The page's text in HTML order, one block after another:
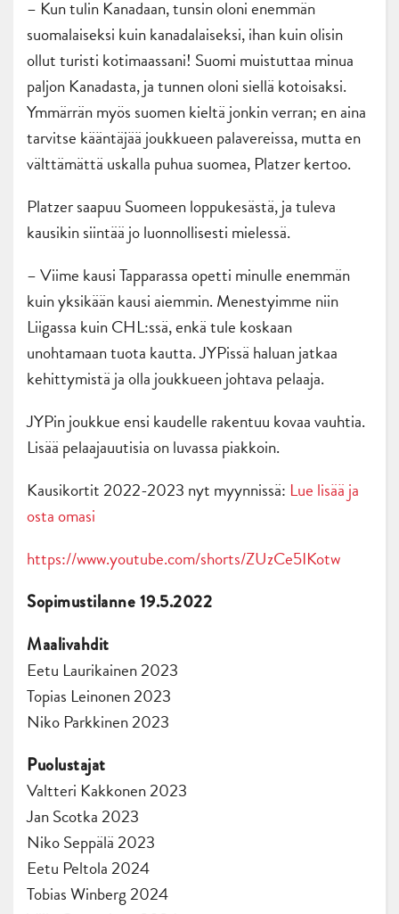
– Kun tulin Kanadaan, tunsin oloni enemmän
suomalaiseksi kuin kanadalaiseksi, ihan kuin olisin
ollut turisti kotimaassani! Suomi muistuttaa minua
paljon Kanadasta, ja tunnen oloni siellä kotoisaksi.
Ymmärrän myös suomen kieltä jonkin verran; en aina
tarvitse kääntäjää joukkueen palavereissa, mutta en
välttämättä uskalla puhua suomea, Platzer kertoo.
Platzer saapuu Suomeen loppukesästä, ja tuleva
kausikin siintää jo luonnollisesti mielessä.
– Viime kausi Tapparassa opetti minulle enemmän
kuin yksikään kausi aiemmin. Menestyimme niin
Liigassa kuin CHL:ssä, enkä tule koskaan
unohtamaan tuota kautta. JYPissä haluan jatkaa
kehittymistä ja olla joukkueen johtava pelaaja.
JYPin joukkue ensi kaudelle rakentuu kovaa vauhtia.
Lisää pelaajauutisia on luvassa piakkoin.
Kausikortit 2022-2023 nyt myynnissä: Lue lisää ja
osta omasi
https://www.youtube.com/shorts/ZUzCe5IKotw
Sopimustilanne 19.5.2022
Maalivahdit
Eetu Laurikainen 2023
Topias Leinonen 2023
Niko Parkkinen 2023
Puolustajat
Valtteri Kakkonen 2023
Jan Scotka 2023
Niko Seppälä 2023
Eetu Peltola 2024
Tobias Winberg 2024